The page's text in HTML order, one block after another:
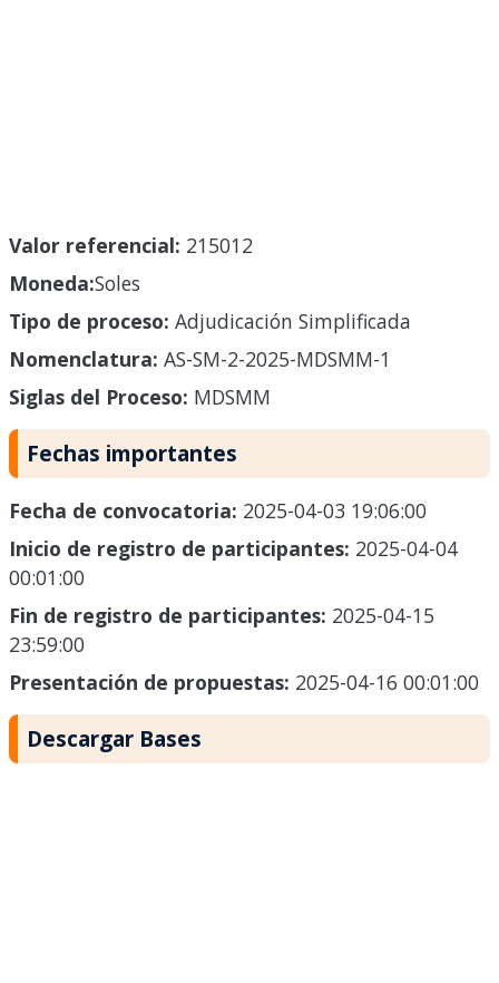
Valor referencial: 215012
Moneda:Soles
Tipo de proceso: Adjudicación Simplificada
Nomenclatura: AS-SM-2-2025-MDSMM-1
Siglas del Proceso: MDSMM
Fechas importantes
Fecha de convocatoria: 2025-04-03 19:06:00
Inicio de registro de participantes: 2025-04-04
00:01:00
Fin de registro de participantes: 2025-04-15
23:59:00
Presentación de propuestas: 2025-04-16 00:01:00
Descargar Bases